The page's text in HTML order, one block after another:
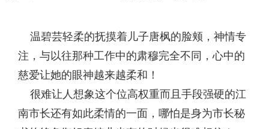
温碧芸轻柔的抚摸着儿子唐枫的脸颊，神情专
注，与以往那种工作中的肃穆完全不同，心中的
慈爱让她的眼神越来越柔和！
很难让人想象这个位高权重而且手段强硬的江
南市长还有如此柔情的一面，哪怕是身为市长秘